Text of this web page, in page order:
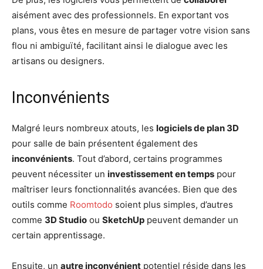
aisément avec des professionnels. En exportant vos
plans, vous êtes en mesure de partager votre vision sans
flou ni ambiguïté, facilitant ainsi le dialogue avec les
artisans ou designers.
Inconvénients
Malgré leurs nombreux atouts, les logiciels de plan 3D
pour salle de bain présentent également des
inconvénients. Tout d’abord, certains programmes
peuvent nécessiter un investissement en temps pour
maîtriser leurs fonctionnalités avancées. Bien que des
outils comme Roomtodo soient plus simples, d’autres
comme 3D Studio ou SketchUp peuvent demander un
certain apprentissage.
Ensuite, un autre inconvénient potentiel réside dans les